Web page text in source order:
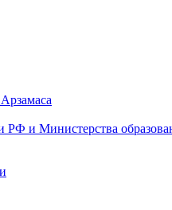
РФ и Министерства